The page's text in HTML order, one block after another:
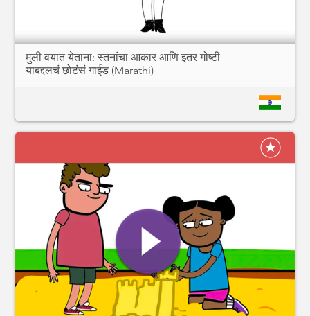
मुली वयात येताना: स्तनांचा आकार आणि इतर गोष्टी
याबद्दलचं छोटंसं गाईड (Marathi)